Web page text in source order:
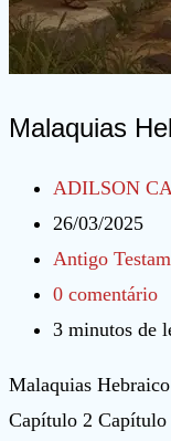
Malaquias
Autor
do
post:
ADILSON
Post
publicado:
26/03/2025
Categoria
do
post:
Antigo
Comentários
do
0 comentário
Tempo
leitura:
3 minutos de
Malaquias
Capítulo 2